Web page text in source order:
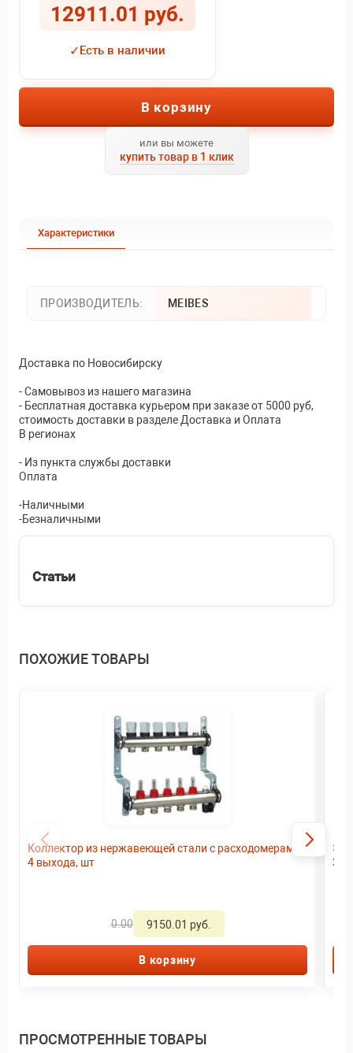
12911.01 руб.
✓Есть в наличии
В корзину
или вы можете
купить товар в 1 клик
Характеристики
ПРОИЗВОДИТЕЛЬ: MEIBES
Доставка по Новосибирску
- Самовывоз из нашего магазина
- Бесплатная доставка курьером при заказе от 5000 руб,
стоимость доставки в разделе Доставка и Оплата
В регионах
- Из пункта службы доставки
Оплата
-Наличными
-Безналичными
Статьи
ПОХОЖИЕ ТОВАРЫ
Коллектор из нержавеющей стали с расходомерами,
4 выхода, шт
0.00 9150.01 руб.
В корзину
Эл.
3-
ПРОСМОТРЕННЫЕ ТОВАРЫ